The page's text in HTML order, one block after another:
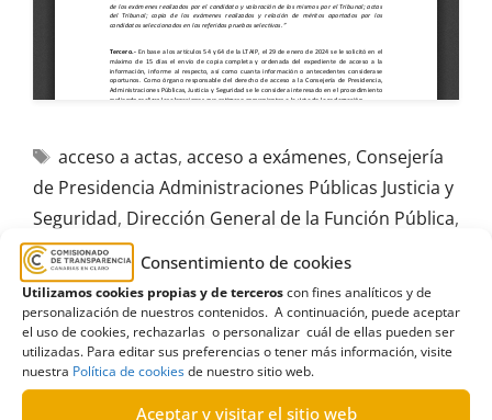
Consentimiento de cookies
Utilizamos cookies propias y de terceroscon fines analíticos y de
personalización de nuestros contenidos. A continuación, puede aceptar
el uso de cookies, rechazarlas o personalizar cuál de ellas pueden ser
utilizadas. Para editar sus preferencias o tener más información, visite
nuestra Política de cookiesde nuestro sitio web.
Aceptar y visitar el sitio web
acceso a actas, acceso a exámenes, Consejería
de Presidencia Administraciones Públicas Justicia y
Seguridad, Dirección General de la Función Pública,
empleo en el sector público
Estimatoria,
selectivo